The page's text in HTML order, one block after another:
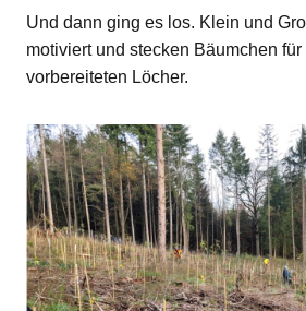
Und dann ging es los. Klein und
motiviert und stecken Bäumchen
vorbereiteten Löcher.